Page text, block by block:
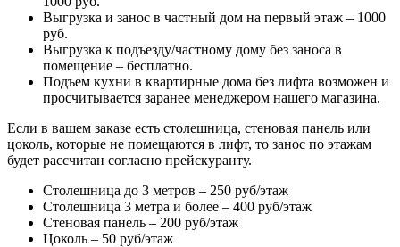
Выгрузка и занос в частный дом на первый этаж – 1000
руб.
Выгрузка к подъезду/частному дому без заноса в
помещение – бесплатно.
Подъем кухни в квартирные дома без лифта возможен и
просчитывается заранее менеджером нашего магазина.
Если в вашем заказе есть столешница, стеновая панель или
цоколь, которые не помещаются в лифт, то занос по этажам
будет рассчитан согласно прейскуранту.
Столешница до 3 метров – 250 руб/этаж
Столешница 3 метра и более – 400 руб/этаж
Стеновая панель – 200 руб/этаж
Цоколь – 50 руб/этаж